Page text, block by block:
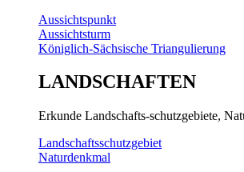
Aussichtspunkt
Aussichtsturm
Königlich-Sächsische Triangulierung
LANDSCHAFTEN
Erkunde Landschafts-schutzgebiete,
Landschaftsschutzgebiet
Naturdenkmal